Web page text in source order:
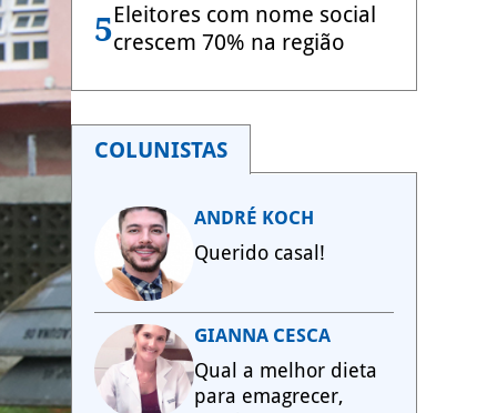
5Eleitores com nome social
crescem 70% na região
COLUNISTAS
ANDRÉ KOCH
Querido casal!
GIANNA CESCA
Qual a melhor dieta
para emagrecer,